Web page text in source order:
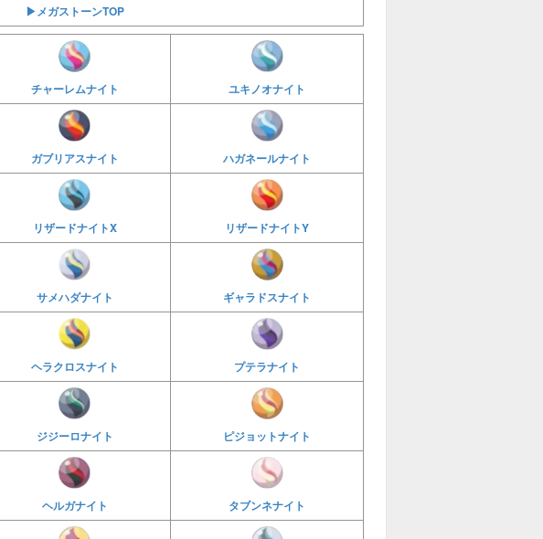
▶︎メガストーンTOP
チャーレムナイト ユキノオナイト
ガブリアスナイト ハガネールナイト
リザードナイトX リザードナイトY
サメハダナイト ギャラドスナイト
ヘラクロスナイト プテラナイト
ジジーロナイト ピジョットナイト
ヘルガナイト タブンネナイト